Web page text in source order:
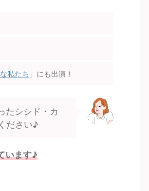
私たち 」にも出演！
たシシド・カ
ださい♪
います♪